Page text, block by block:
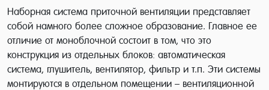
Наборная система приточной вентиляции представляет
собой намного более сложное образование. Главное ее
отличие от моноблочной состоит в том, что это
конструкция из отдельных блоков: автоматическая
система, глушитель, вентилятор, фильтр и т.п. Эти системы
монтируются в отдельном помещении – вентиляционной